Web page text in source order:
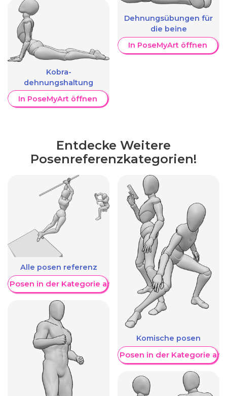
Kobra-
dehnungshaltung
In PoseMyArt öffnen
Dehnungsübungen für
die beine
In PoseMyArt öffnen
Entdecke Weitere
Posenreferenzkategorien!
Alle posen referenz
Posen in der Kategorie anzeigen
Komische posen
Weitere Posen in der Kategorie